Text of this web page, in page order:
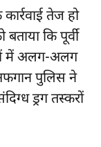
तेज हो
कि पूर्वी
में अलग-अलग
पुलिस ने
ड्रग तस्करों